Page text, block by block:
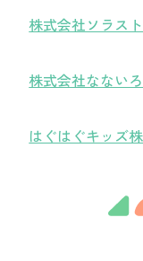
株式会社ソラス
株式会社なない
はぐはぐキッズ